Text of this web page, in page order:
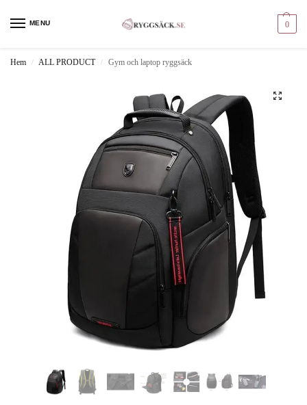
MENU 0
Hem / ALL PRODUCT / Gym och laptop ryggsäck